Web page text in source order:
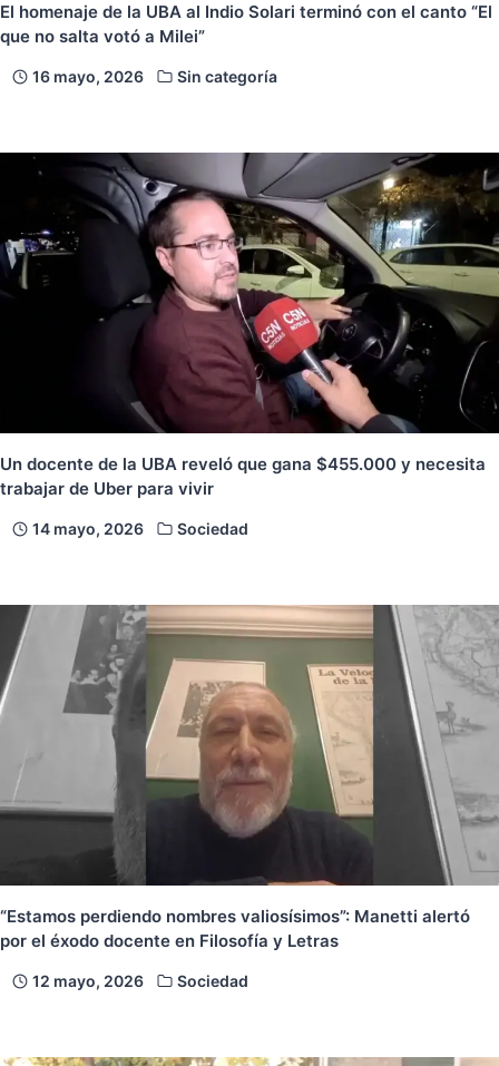
El homenaje de la UBA al Indio Solari terminó con el canto “El
que no salta votó a Milei”
16 mayo, 2026 Sin categoría
Un docente de la UBA reveló que gana $455.000 y necesita
trabajar de Uber para vivir
14 mayo, 2026 Sociedad
“Estamos perdiendo nombres valiosísimos”: Manetti alertó
por el éxodo docente en Filosofía y Letras
12 mayo, 2026 Sociedad